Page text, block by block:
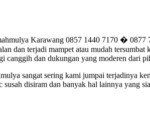
Karawang 0857 1440 7170 � 0877
dan terjadi mampet atau mudah
canggih dan dukungan yang moderen dari
sangat sering kami jumpai terjadinya
disiram dan banyak hal lainnya yang